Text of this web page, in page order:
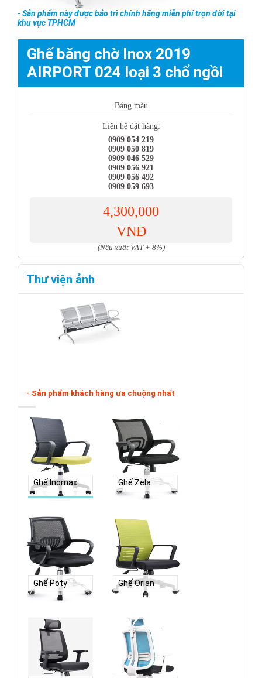
- Sản phẩm này được bảo trì chính hãng miễn phí trọn đời tại
khu vực TPHCM
Ghế băng chờ Inox 2019
AIRPORT 024 loại 3 chổ ngồi
Bảng màu
Liên hệ đặt hàng:
0909 054 219
0909 050 819
0909 046 529
0909 056 921
0909 056 492
0909 059 693
4,300,000
VNĐ
(Nếu xuất VAT + 8%)
Thư viện ảnh
- Sản phẩm khách hàng ưa chuộng nhất
Ghế Inomax Ghế Zela
Ghế Poty Ghế Orian